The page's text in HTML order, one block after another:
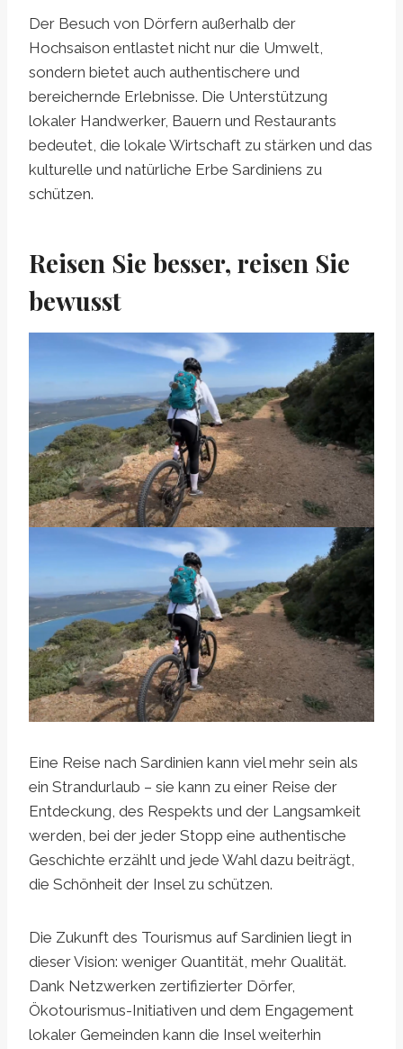
Der Besuch von Dörfern außerhalb der
Hochsaison entlastet nicht nur die Umwelt,
sondern bietet auch authentischere und
bereichernde Erlebnisse. Die Unterstützung
lokaler Handwerker, Bauern und Restaurants
bedeutet, die lokale Wirtschaft zu stärken und das
kulturelle und natürliche Erbe Sardiniens zu
schützen.
Reisen Sie besser, reisen Sie
bewusst
Eine Reise nach Sardinien kann viel mehr sein als
ein Strandurlaub – sie kann zu einer Reise der
Entdeckung, des Respekts und der Langsamkeit
werden, bei der jeder Stopp eine authentische
Geschichte erzählt und jede Wahl dazu beiträgt,
die Schönheit der Insel zu schützen.
Die Zukunft des Tourismus auf Sardinien liegt in
dieser Vision: weniger Quantität, mehr Qualität.
Dank Netzwerken zertifizierter Dörfer,
Ökotourismus-Initiativen und dem Engagement
lokaler Gemeinden kann die Insel weiterhin